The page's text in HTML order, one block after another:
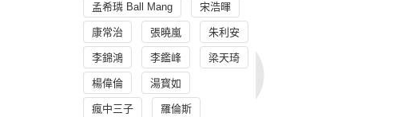
孟希璘 Ball Mang 宋浩暉
康常治 張曉嵐 朱利安
李錦鴻 李鑑峰 梁天琦
楊偉倫 湯寳如
瘋中三子 羅倫斯